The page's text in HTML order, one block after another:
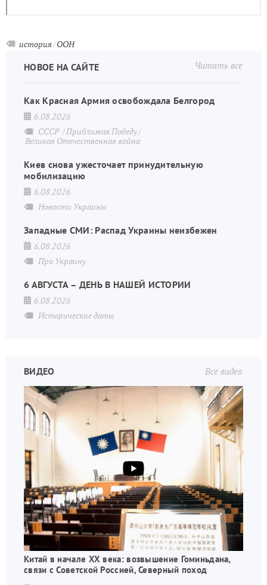
история ООН
Читать все
НОВОЕ НА САЙТЕ
Как Красная Армия освобождала Белгород
6.08.2026
СССР
Приближая Победу
Великая Отечественная война
Киев снова ужесточает принудительную
мобилизацию
6.08.2026
Новости Украины
Западные СМИ: Распад Украины неизбежен
6.08.2026
Про Украину
6 АВГУСТА – ДЕНЬ В НАШЕЙ ИСТОРИИ
6.08.2026
Исторические даты
Все видео
ВИДЕО
Китай в начале XX века: возвышение Гоминьдана,
связи с Советской Россией, Северный поход